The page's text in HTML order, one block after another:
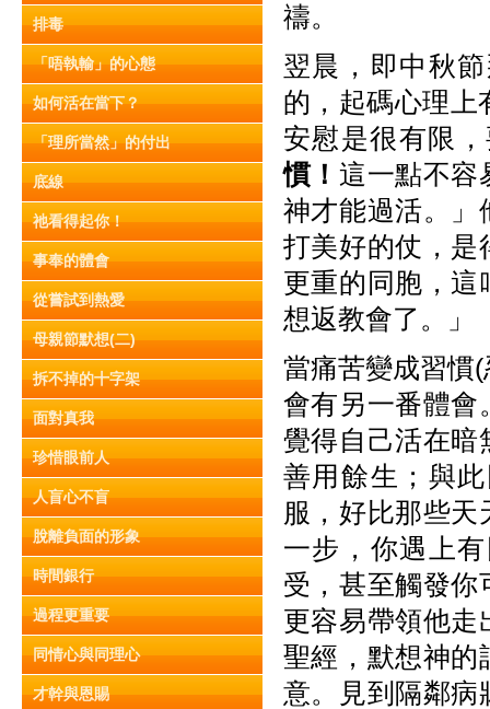
排毒
「唔執輸」的心態
如何活在當下？
「理所當然」的付出
底線
祂看得起你！
事奉的體會
從嘗試到熱愛
母親節默想(二)
拆不掉的十字架
面對真我
珍惜眼前人
人盲心不盲
脫離負面的形象
時間銀行
過程更重要
同情心與同理心
才幹與恩賜
禱。
翌晨，即中秋
的，起碼心理
安慰是很有限
慣！ 這一點不容
神才能過活。」
打美好的仗，是
更重的同胞，這
想返教會了。」
當痛苦變成習慣
會有另一番體會
覺得自己活在暗
善用餘生；與
服，好比那些
一步，你遇上
受，甚至觸發你
更容易帶領他走
聖經，默想神的
意。見到隔鄰病